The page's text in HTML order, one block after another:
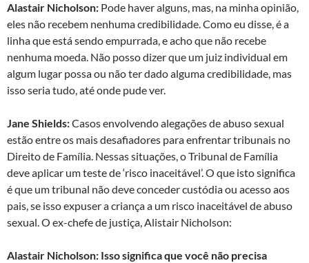
Alastair Nicholson: Pode haver alguns, mas, na minha opinião,
eles não recebem nenhuma credibilidade. Como eu disse, é a
linha que está sendo empurrada, e acho que não recebe
nenhuma moeda. Não posso dizer que um juiz individual em
algum lugar possa ou não ter dado alguma credibilidade, mas
isso seria tudo, até onde pude ver.
Jane Shields:Casos envolvendo alegações de abuso sexual
estão entre os mais desafiadores para enfrentar tribunais no
Direito de Família. Nessas situações, o Tribunal de Família
deve aplicar um teste de ‘risco inaceitável’. O que isto significa
é que um tribunal não deve conceder custódia ou acesso aos
pais, se isso expuser a criança a um risco inaceitável de abuso
sexual. O ex-chefe de justiça, Alistair Nicholson:
Alastair Nicholson: Isso significa que você não precisa